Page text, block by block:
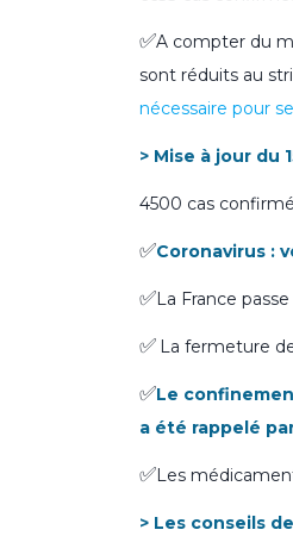
✅A compter du
sont réduits au
nécessaire pour
> Mise à jour du
4500 cas
✅Coronavirus :
✅La France
✅ La fermeture
✅Le
a été rappelé
✅Les
> Les conseils